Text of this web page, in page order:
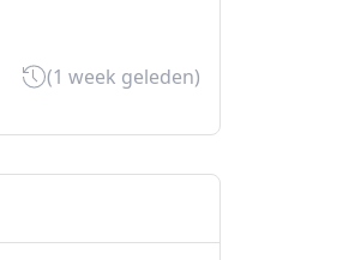
(1 week geleden)